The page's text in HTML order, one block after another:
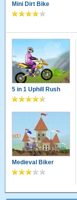
Mini Dirt Bike
5 in 1 Uphill Rush
Medieval Biker